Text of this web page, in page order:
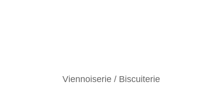
Viennoiserie / Biscuiterie